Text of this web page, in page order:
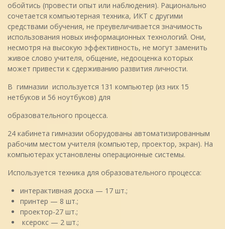
обойтись (провести опыт или наблюдения). Рационально
сочетается компьютерная техника, ИКТ с другими
средствами обучения, не преувеличивается значимость
использования новых информационных технологий. Они,
несмотря на высокую эффективность, не могут заменить
живое слово учителя, общение, недооценка которых
может привести к сдерживанию развития личности.
В гимназии используется 131 компьютер (из них 15
нетбуков и 56 ноутбуков) для
образовательного процесса.
24 кабинета гимназии оборудованы автоматизированным
рабочим местом учителя (компьютер, проектор, экран). На
компьютерах установлены операционные системы.
Используется техника для образовательного процесса:
интерактивная доска — 17 шт.;
принтер — 8 шт.;
проектор-27 шт.;
ксерокс — 2 шт.;